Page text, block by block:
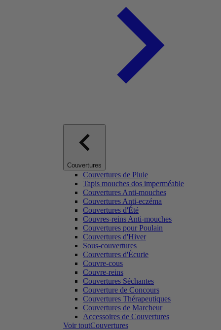
Couvertures
Couvertures de Pluie
Tapis mouches dos imperméable
Couvertures Anti-mouches
Couvertures Anti-eczéma
Couvertures d'Été
Couvres-reins Anti-mouches
Couvertures pour Poulain
Couvertures d'Hiver
Sous-couvertures
Couvertures d'Écurie
Couvre-cous
Couvre-reins
Couvertures Séchantes
Couverture de Concours
Couvertures Thérapeutiques
Couvertures de Marcheur
Accessoires de Couvertures
Voir toutCouvertures